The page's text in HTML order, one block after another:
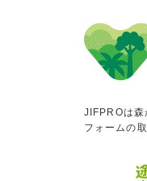
JIFPROは森
フォームの